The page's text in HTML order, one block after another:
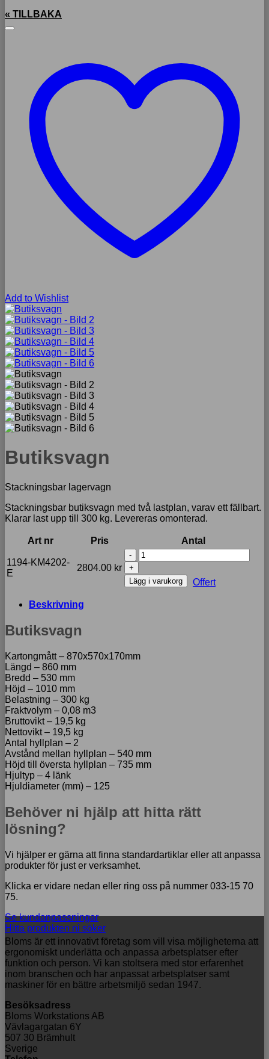
« TILLBAKA
Add to Wishlist
Butiksvagn
Stackningsbar lagervagn
Stackningsbar butiksvagn med två lastplan, varav ett fällbart.
Klarar last upp till 300 kg. Levereras omonterad.
Art nr Pris Antal
1194-KM4202-
E
2804.00 kr
Butiksvagn
mängd
Lägg i varukorg Offert
Beskrivning
Butiksvagn
Kartongmått – 870x570x170mm
Längd – 860 mm
Bredd – 530 mm
Höjd – 1010 mm
Belastning – 300 kg
Fraktvolym – 0,08 m3
Bruttovikt – 19,5 kg
Nettovikt – 19,5 kg
Antal hyllplan – 2
Avstånd mellan hyllplan – 540 mm
Höjd till översta hyllplan – 735 mm
Hjultyp – 4 länk
Hjuldiameter (mm) – 125
Behöver ni hjälp att hitta rätt
lösning?
Vi hjälper er gärna att finna standardartiklar eller att anpassa
produkter för just er verksamhet.
Klicka er vidare nedan eller ring oss på nummer 033-15 70
75.
Se kundanpassningar
Hitta produkten ni söker
Bloms är ett innovativt företag som vill visa möjligheterna att
ergonomiskt underlätta och anpassa arbetsplatser efter
funktion och person. Vi kan stoltsera med stor erfarenhet
inom branschen och har anpassat arbetsplatser samt
maskiner för en bättre arbetsmiljö sedan 1947.
Besöksadress
Bloms Workstations AB
Vävlagargatan 6Y
507 30 Brämhult
Sverige